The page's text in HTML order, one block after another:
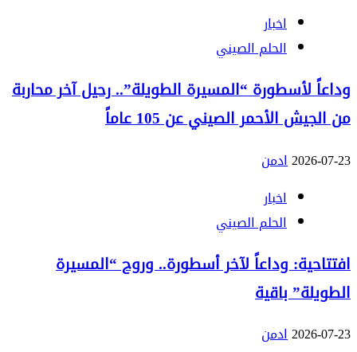
اخبار
الحلم الصيني
وداعاً لأسطورة “المسيرة الطويلة”.. رحيل آخر محاربة
من الجيش الأحمر الصيني عن 105 عاماً
2026-07-23ادمن
اخبار
الحلم الصيني
افتتاحية: وداعاً لآخر أسطورة.. وروح “المسيرة
الطويلة” باقية
2026-07-23ادمن